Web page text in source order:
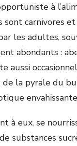
à
sont carnivores
les adultes,
abondants :
aussi
la pyrale du
à eux, se
substances